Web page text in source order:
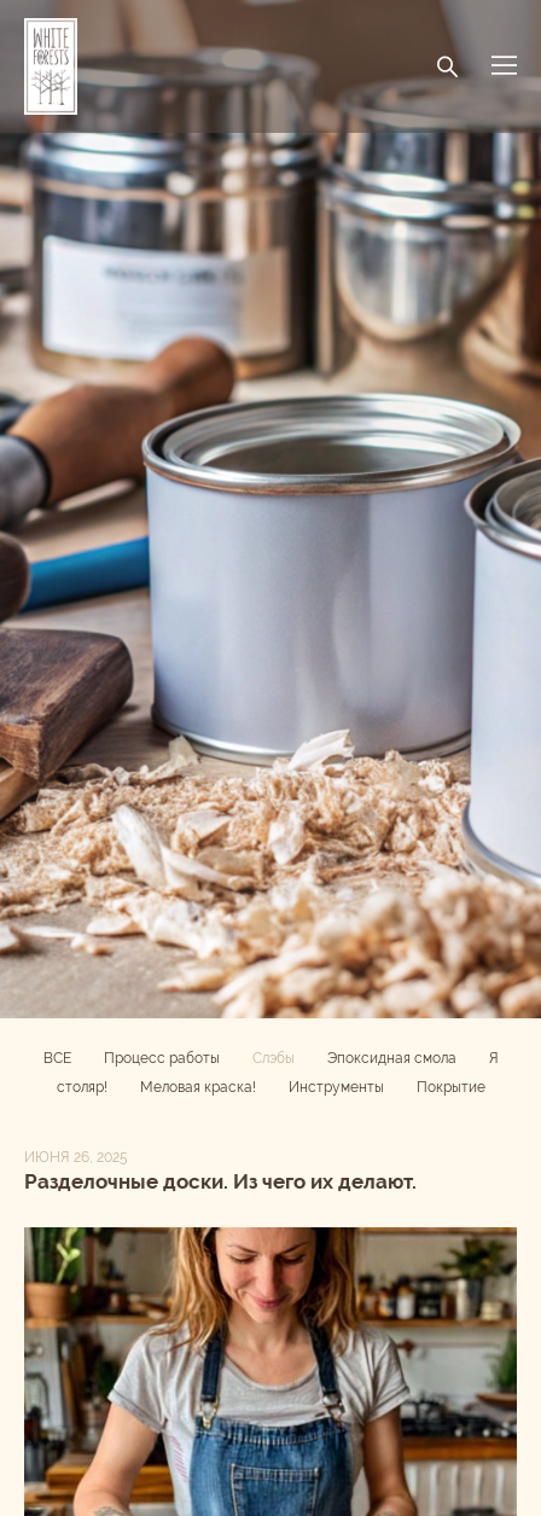
ВСЕ Процесс работы Слэбы Эпоксидная смола
Я
столяр!
Меловая краска! Инструменты Покрытие
Разделочные доски. Из чего их делают.
ИЮНЯ 26, 2025